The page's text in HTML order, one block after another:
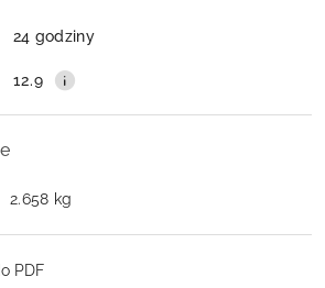
24 godziny
12.9
2.658 kg
PDF